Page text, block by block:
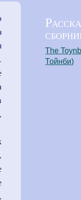
The
Тойнби)